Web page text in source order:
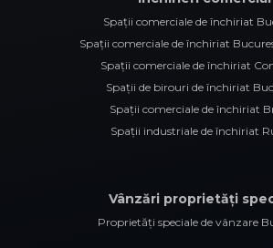
Spații comerciale de închiriat
Spații comerciale de închiriat
Spații comerciale de închiriat
Spații de birouri de închiriat
Spații comerciale de închiriat
Spații industriale de închiriat
Vânzări proprietăți
Proprietăți speciale de vânzare